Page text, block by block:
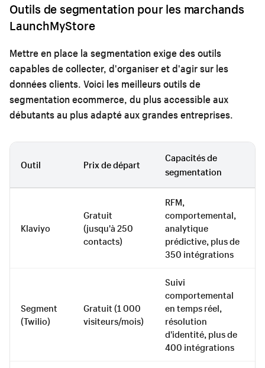
Outils de segmentation pour les marchands
LaunchMyStore
Mettre en place la segmentation exige des outils
capables de collecter, d'organiser et d'agir sur les
données clients. Voici les meilleurs outils de
segmentation ecommerce, du plus accessible aux
débutants au plus adapté aux grandes entreprises.
Outil Prix de départ
Capacités de
segmentation
Klaviyo
Gratuit
(jusqu'à 250
contacts)
RFM,
comportemental,
analytique
prédictive, plus de
350 intégrations
Segment
(Twilio)
Gratuit (1 000
visiteurs/mois)
Suivi
comportemental
en temps réel,
résolution
d'identité, plus de
400 intégrations